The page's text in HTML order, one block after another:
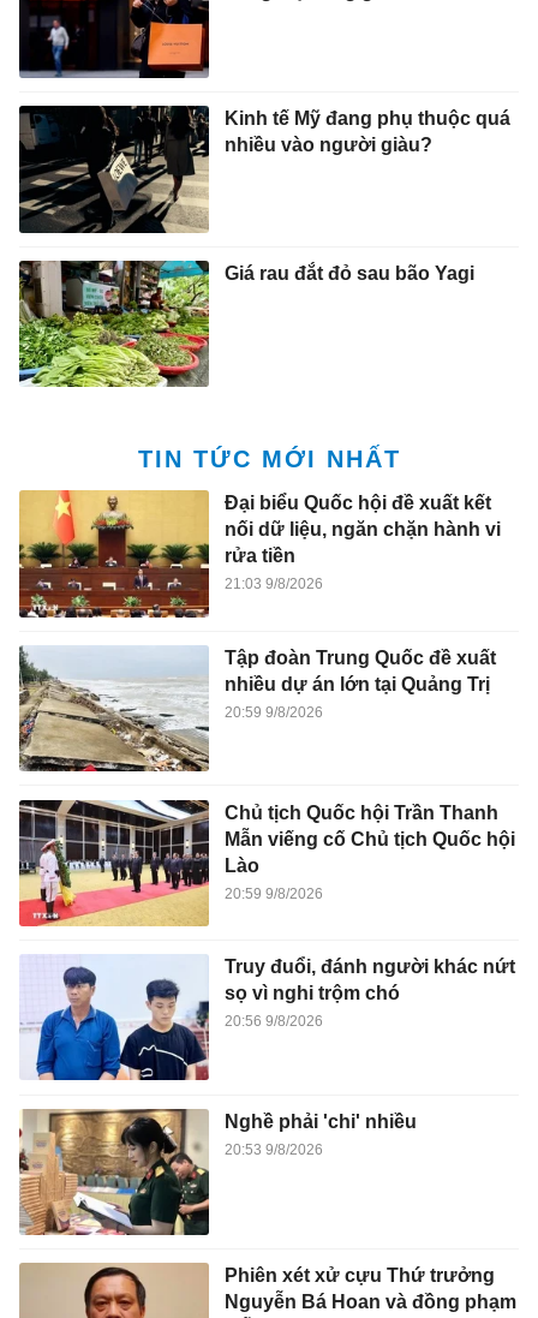
Kinh tế Mỹ đang phụ thuộc quá
nhiều vào người giàu?
Giá rau đắt đỏ sau bão Yagi
TIN TỨC MỚI NHẤT
Đại biểu Quốc hội đề xuất kết
nối dữ liệu, ngăn chặn hành vi
rửa tiền
21:03 9/8/2026
Tập đoàn Trung Quốc đề xuất
nhiều dự án lớn tại Quảng Trị
20:59 9/8/2026
Chủ tịch Quốc hội Trần Thanh
Mẫn viếng cố Chủ tịch Quốc hội
Lào
20:59 9/8/2026
Truy đuổi, đánh người khác nứt
sọ vì nghi trộm chó
20:56 9/8/2026
Nghề phải 'chi' nhiều
20:53 9/8/2026
Phiên xét xử cựu Thứ trưởng
Nguyễn Bá Hoan và đồng phạm